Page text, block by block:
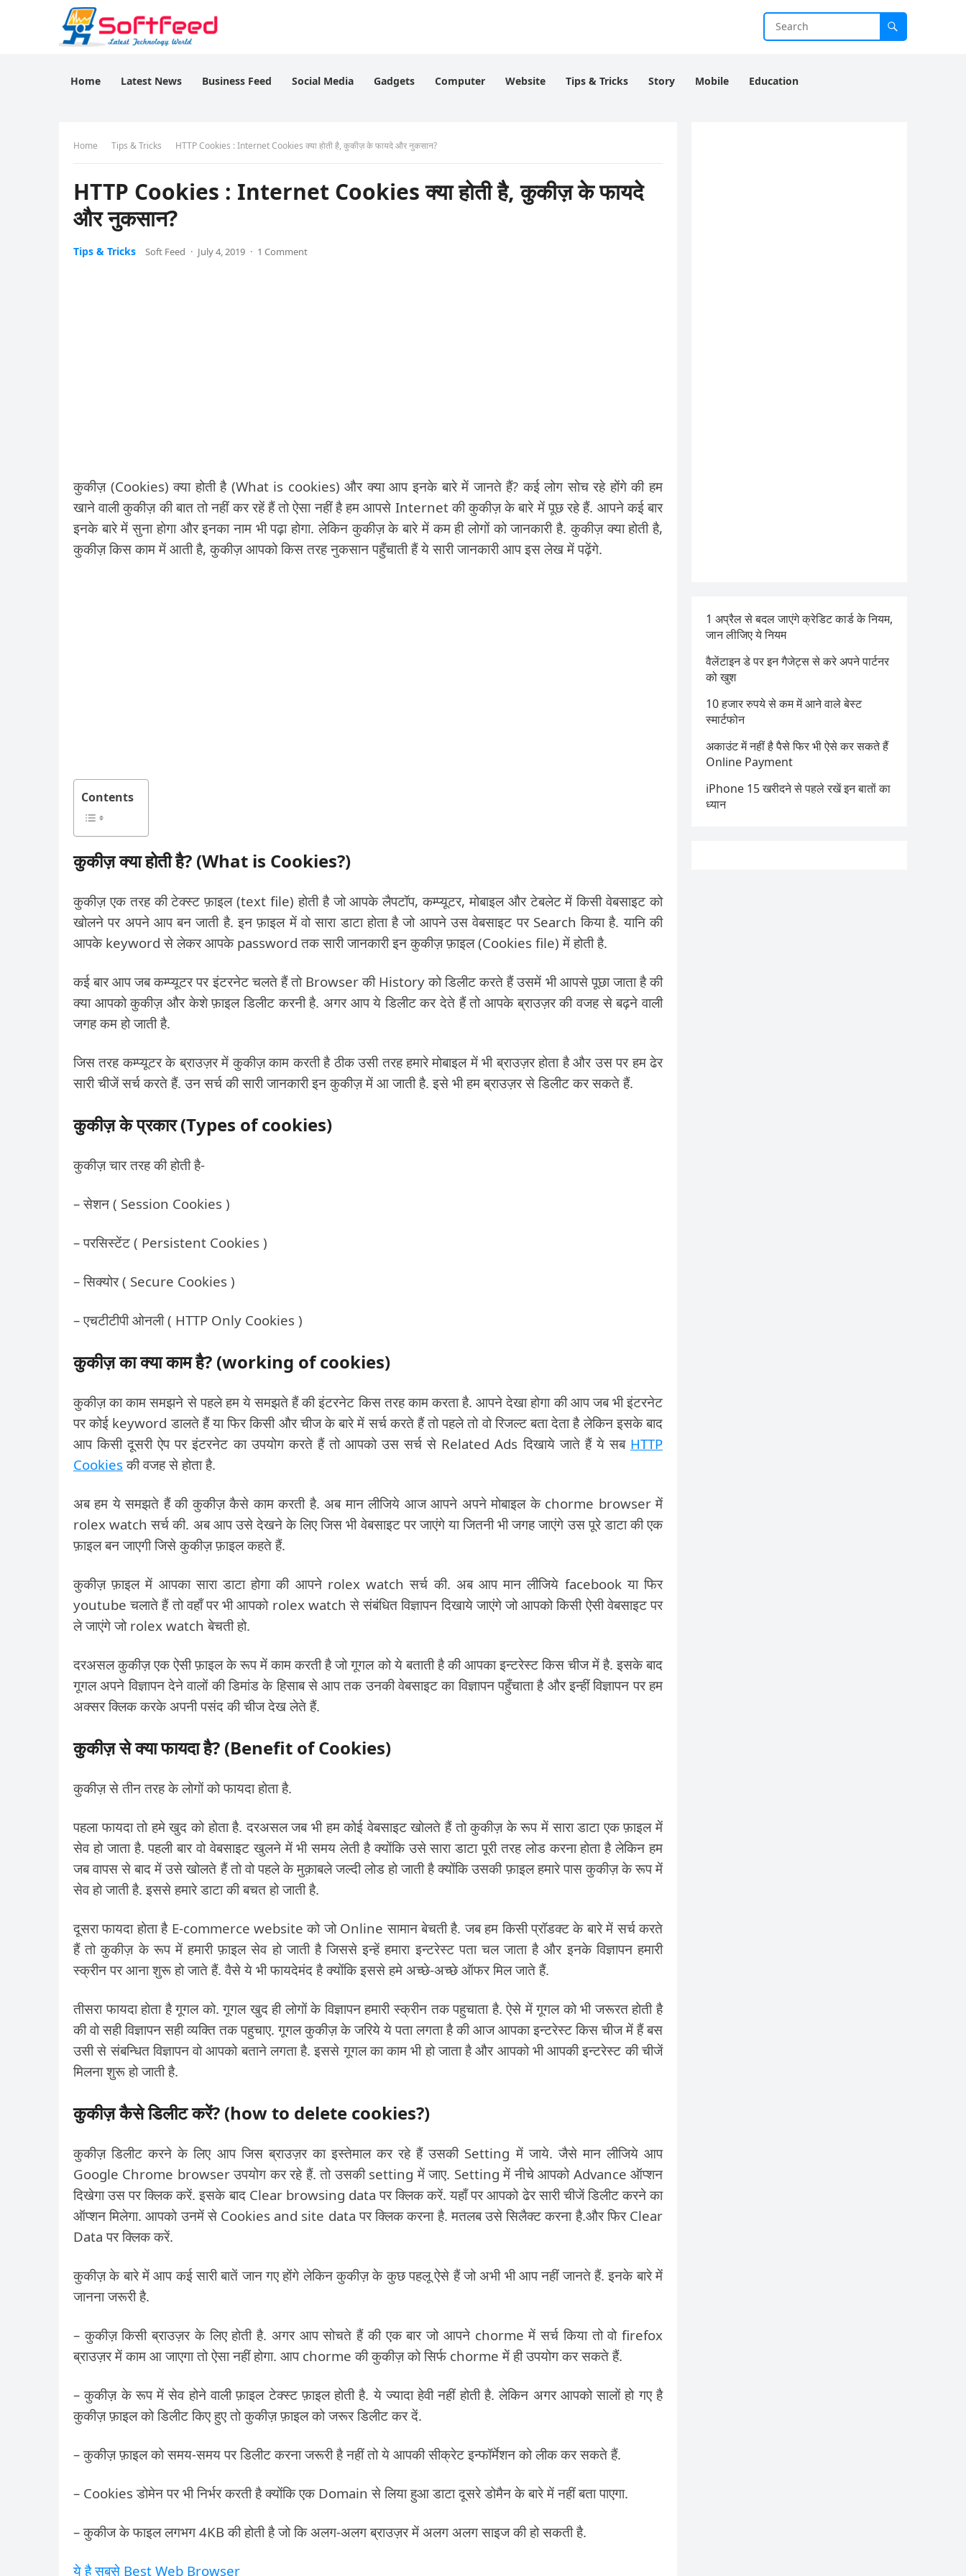
Home Latest News Business Feed Social Media Gadgets Computer Website Tips & Tricks Story Mobile Education
Home Tips & Tricks HTTP Cookies : Internet Cookies क्या होती है, कुकीज़ के फायदे और नुकसान?
HTTP Cookies : Internet Cookies क्या होती है, कुकीज़ के फायदे
और नुकसान?
Tips & Tricks Soft Feed · July 4, 2019 · 1 Comment
कुकीज़ (Cookies) क्या होती है (What is cookies) और क्या आप इनके बारे में जानते हैं? कई लोग सोच रहे होंगे की हम
खाने वाली कुकीज़ की बात तो नहीं कर रहें हैं तो ऐसा नहीं है हम आपसे Internet की कुकीज़ के बारे में पूछ रहे हैं. आपने कई बार
इनके बारे में सुना होगा और इनका नाम भी पढ़ा होगा. लेकिन कुकीज़ के बारे में कम ही लोगों को जानकारी है. कुकीज़ क्या होती है,
कुकीज़ किस काम में आती है, कुकीज़ आपको किस तरह नुकसान पहुँचाती हैं ये सारी जानकारी आप इस लेख में पढ़ेंगे.
Contents
कुकीज़ क्या होती है? (What is Cookies?)
कुकीज़ एक तरह की टेक्स्ट फ़ाइल (text file) होती है जो आपके लैपटॉप, कम्प्यूटर, मोबाइल और टेबलेट में किसी वेबसाइट को
खोलने पर अपने आप बन जाती है. इन फ़ाइल में वो सारा डाटा होता है जो आपने उस वेबसाइट पर Search किया है. यानि की
आपके keyword से लेकर आपके password तक सारी जानकारी इन कुकीज़ फ़ाइल (Cookies file) में होती है.
कई बार आप जब कम्प्यूटर पर इंटरनेट चलते हैं तो Browser की History को डिलीट करते हैं उसमें भी आपसे पूछा जाता है की
क्या आपको कुकीज़ और केशे फ़ाइल डिलीट करनी है. अगर आप ये डिलीट कर देते हैं तो आपके ब्राउज़र की वजह से बढ़ने वाली
जगह कम हो जाती है.
जिस तरह कम्प्यूटर के ब्राउज़र में कुकीज़ काम करती है ठीक उसी तरह हमारे मोबाइल में भी ब्राउज़र होता है और उस पर हम ढेर
सारी चीजें सर्च करते हैं. उन सर्च की सारी जानकारी इन कुकीज़ में आ जाती है. इसे भी हम ब्राउज़र से डिलीट कर सकते हैं.
कुकीज़ के प्रकार (Types of cookies)
कुकीज़ चार तरह की होती है-
– सेशन ( Session Cookies )
– परसिस्टेंट ( Persistent Cookies )
– सिक्योर ( Secure Cookies )
– एचटीटीपी ओनली ( HTTP Only Cookies )
कुकीज़ का क्या काम है? (working of cookies)
कुकीज़ का काम समझने से पहले हम ये समझते हैं की इंटरनेट किस तरह काम करता है. आपने देखा होगा की आप जब भी इंटरनेट
पर कोई keyword डालते हैं या फिर किसी और चीज के बारे में सर्च करते हैं तो पहले तो वो रिजल्ट बता देता है लेकिन इसके बाद
आप किसी दूसरी ऐप पर इंटरनेट का उपयोग करते हैं तो आपको उस सर्च से Related Ads दिखाये जाते हैं ये सब HTTP
Cookies की वजह से होता है.
अब हम ये समझते हैं की कुकीज़ कैसे काम करती है. अब मान लीजिये आज आपने अपने मोबाइल के chorme browser में
rolex watch सर्च की. अब आप उसे देखने के लिए जिस भी वेबसाइट पर जाएंगे या जितनी भी जगह जाएंगे उस पूरे डाटा की एक
फ़ाइल बन जाएगी जिसे कुकीज़ फ़ाइल कहते हैं.
कुकीज़ फ़ाइल में आपका सारा डाटा होगा की आपने rolex watch सर्च की. अब आप मान लीजिये facebook या फिर
youtube चलाते हैं तो वहाँ पर भी आपको rolex watch से संबंधित विज्ञापन दिखाये जाएंगे जो आपको किसी ऐसी वेबसाइट पर
ले जाएंगे जो rolex watch बेचती हो.
दरअसल कुकीज़ एक ऐसी फ़ाइल के रूप में काम करती है जो गूगल को ये बताती है की आपका इन्टरेस्ट किस चीज में है. इसके बाद
गूगल अपने विज्ञापन देने वालों की डिमांड के हिसाब से आप तक उनकी वेबसाइट का विज्ञापन पहुँचाता है और इन्हीं विज्ञापन पर हम
अक्सर क्लिक करके अपनी पसंद की चीज देख लेते हैं.
कुकीज़ से क्या फायदा है? (Benefit of Cookies)
कुकीज़ से तीन तरह के लोगों को फायदा होता है.
पहला फायदा तो हमे खुद को होता है. दरअसल जब भी हम कोई वेबसाइट खोलते हैं तो कुकीज़ के रूप में सारा डाटा एक फ़ाइल में
सेव हो जाता है. पहली बार वो वेबसाइट खुलने में भी समय लेती है क्योंकि उसे सारा डाटा पूरी तरह लोड करना होता है लेकिन हम
जब वापस से बाद में उसे खोलते हैं तो वो पहले के मुक़ाबले जल्दी लोड हो जाती है क्योंकि उसकी फ़ाइल हमारे पास कुकीज़ के रूप में
सेव हो जाती है. इससे हमारे डाटा की बचत हो जाती है.
दूसरा फायदा होता है E-commerce website को जो Online सामान बेचती है. जब हम किसी प्रॉडक्ट के बारे में सर्च करते
हैं तो कुकीज़ के रूप में हमारी फ़ाइल सेव हो जाती है जिससे इन्हें हमारा इन्टरेस्ट पता चल जाता है और इनके विज्ञापन हमारी
स्क्रीन पर आना शुरू हो जाते हैं. वैसे ये भी फायदेमंद है क्योंकि इससे हमे अच्छे-अच्छे ऑफर मिल जाते हैं.
तीसरा फायदा होता है गूगल को. गूगल खुद ही लोगों के विज्ञापन हमारी स्क्रीन तक पहुचाता है. ऐसे में गूगल को भी जरूरत होती है
की वो सही विज्ञापन सही व्यक्ति तक पहुचाए. गूगल कुकीज़ के जरिये ये पता लगता है की आज आपका इन्टरेस्ट किस चीज में हैं बस
उसी से संबन्धित विज्ञापन वो आपको बताने लगता है. इससे गूगल का काम भी हो जाता है और आपको भी आपकी इन्टरेस्ट की चीजें
मिलना शुरू हो जाती है.
कुकीज़ कैसे डिलीट करें? (how to delete cookies?)
कुकीज़ डिलीट करने के लिए आप जिस ब्राउज़र का इस्तेमाल कर रहे हैं उसकी Setting में जाये. जैसे मान लीजिये आप
Google Chrome browser उपयोग कर रहे हैं. तो उसकी setting में जाए. Setting में नीचे आपको Advance ऑप्शन
दिखेगा उस पर क्लिक करें. इसके बाद Clear browsing data पर क्लिक करें. यहाँ पर आपको ढेर सारी चीजें डिलीट करने का
ऑप्शन मिलेगा. आपको उनमें से Cookies and site data पर क्लिक करना है. मतलब उसे सिलैक्ट करना है.और फिर Clear
Data पर क्लिक करें.
कुकीज़ के बारे में आप कई सारी बातें जान गए होंगे लेकिन कुकीज़ के कुछ पहलू ऐसे हैं जो अभी भी आप नहीं जानते हैं. इनके बारे में
जानना जरूरी है.
– कुकीज़ किसी ब्राउज़र के लिए होती है. अगर आप सोचते हैं की एक बार जो आपने chorme में सर्च किया तो वो firefox
ब्राउज़र में काम आ जाएगा तो ऐसा नहीं होगा. आप chorme की कुकीज़ को सिर्फ chorme में ही उपयोग कर सकते हैं.
– कुकीज़ के रूप में सेव होने वाली फ़ाइल टेक्स्ट फ़ाइल होती है. ये ज्यादा हेवी नहीं होती है. लेकिन अगर आपको सालों हो गए है
कुकीज़ फ़ाइल को डिलीट किए हुए तो कुकीज़ फ़ाइल को जरूर डिलीट कर दें.
– कुकीज़ फ़ाइल को समय-समय पर डिलीट करना जरूरी है नहीं तो ये आपकी सीक्रेट इन्फॉर्मेशन को लीक कर सकते हैं.
– Cookies डोमेन पर भी निर्भर करती है क्योंकि एक Domain से लिया हुआ डाटा दूसरे डोमैन के बारे में नहीं बता पाएगा.
– कुकीज के फाइल लगभग 4KB की होती है जो कि अलग-अलग ब्राउज़र में अलग अलग साइज की हो सकती है.
ये है सबसे Best Web Browser
1 अप्रैल से बदल जाएंगे क्रेडिट कार्ड के नियम,
जान लीजिए ये नियम
वैलेंटाइन डे पर इन गैजेट्स से करे अपने पार्टनर
को खुश
10 हजार रुपये से कम में आने वाले बेस्ट
स्मार्टफोन
अकाउंट में नहीं है पैसे फिर भी ऐसे कर सकते हैं
Online Payment
iPhone 15 खरीदने से पहले रखें इन बातों का
ध्यान